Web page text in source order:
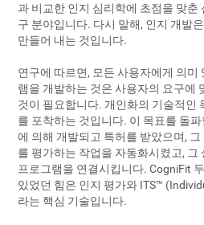
과 비교한 인지 심리학에 초점을 맞춘
구 분야입니다. 다시 말해, 인지 개발
만들어 내는 것입니다.
연구에 따르면, 모든 사용자에게 의미
램을 개발하는 것은 사용자의 요구에
것이 필요합니다. 개인화의 기술적인
를 포착하는 것입니다. 이 목표를 돌
에 의해 개발되고 특허를 받았으며,
를 평가하는 작업을 자동화시켰고, 그
프로그램을 연결시킵니다. CogniFit
있었던 힘은 인지 평가와 ITS™
라는 핵심 기술입니다.